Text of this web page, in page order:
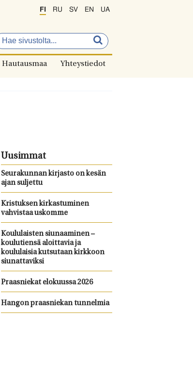
FI RU SV EN UA
Hautausmaa Yhteystiedot
Uusimmat
Seurakunnan kirjasto on kesän
ajan suljettu
Kristuksen kirkastuminen
vahvistaa uskomme
Koululaisten siunaaminen –
koulutiensä aloittavia ja
koululaisia kutsutaan kirkkoon
siunattaviksi
Praasniekat elokuussa 2026
Hangon praasniekan tunnelmia